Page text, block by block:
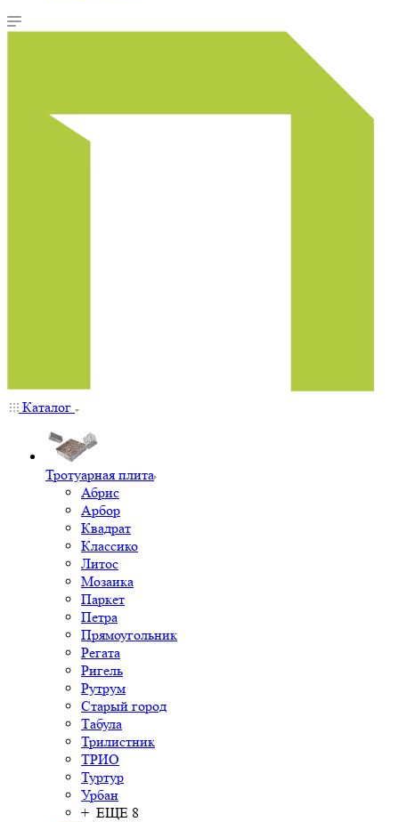
Каталог
Тротуарная плита
Абрис
Арбор
Квадрат
Классико
Литос
Мозаика
Паркет
Петра
Прямоугольник
Регата
Ригель
Рутрум
Старый город
Табула
Трилистник
ТРИО
Туртур
Урбан
+ ЕЩЕ 8